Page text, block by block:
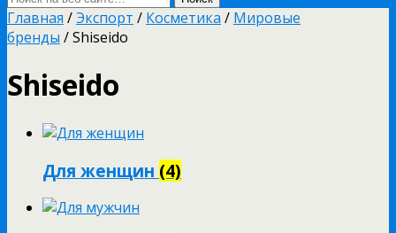
Главная /Экспорт / Косметика / Мировые
бренды / Shiseido
Shiseido
Для женщин (4)